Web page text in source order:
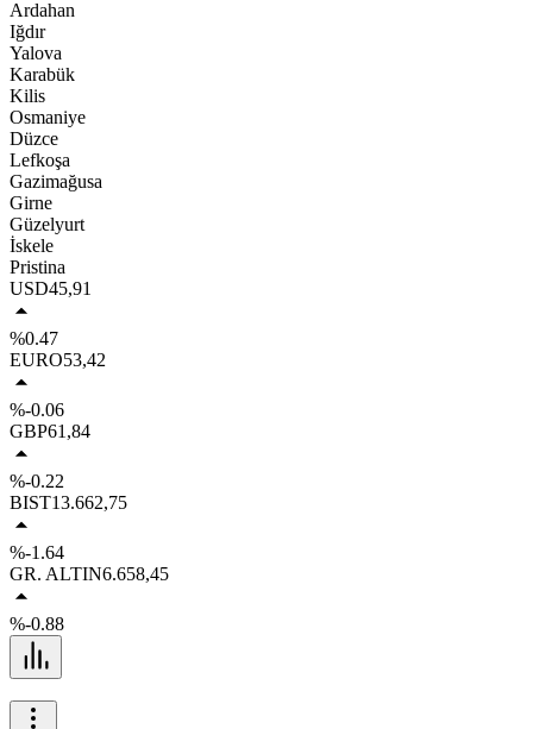
Ardahan
Iğdır
Yalova
Karabük
Kilis
Osmaniye
Düzce
Lefkoşa
Gazimağusa
Girne
Güzelyurt
İskele
Pristina
USD45,91
%0.47
EURO53,42
%-0.06
GBP61,84
%-0.22
BIST13.662,75
%-1.64
GR. ALTIN6.658,45
%-0.88